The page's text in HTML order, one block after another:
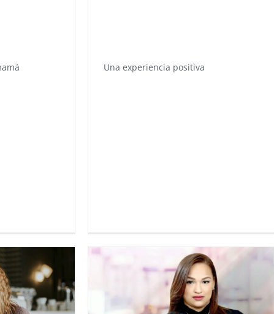
Una experiencia positiva